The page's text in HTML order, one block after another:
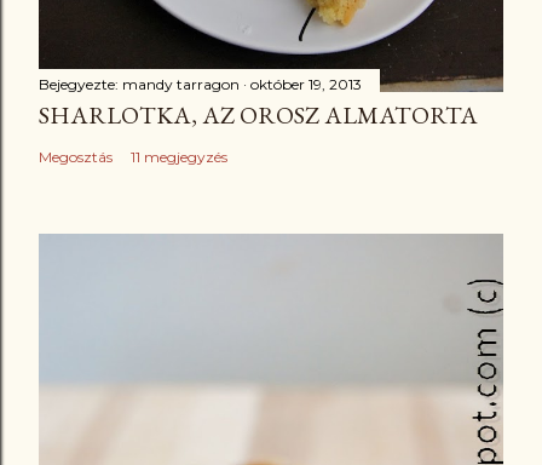
Bejegyezte: mandy tarragon október 19, 2013
SHARLOTKA, AZ OROSZ ALMATORTA
Megosztás 11 megjegyzés